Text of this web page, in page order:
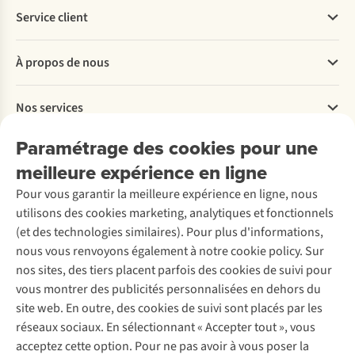
Paramétrage des cookies pour une
meilleure expérience en ligne
Pour vous garantir la meilleure expérience en ligne, nous
utilisons des cookies marketing, analytiques et fonctionnels
(et des technologies similaires). Pour plus d'informations,
nous vous renvoyons également à notre cookie policy. Sur
nos sites, des tiers placent parfois des cookies de suivi pour
vous montrer des publicités personnalisées en dehors du
site web. En outre, des cookies de suivi sont placés par les
réseaux sociaux. En sélectionnant « Accepter tout », vous
acceptez cette option. Pour ne pas avoir à vous poser la
Service client
Commander
Payer
Livraison
Rétractation d'une commande
Entretien & réparations
Garantie
Contactez-nous
À propos de nous
Explore More
À propos d’Ayacucho
Nos magasins
À propos d’A.S.Adventure
Déclaration d'accessibilité
Nos services
Location / Location sports d’hiver
Entretien de ski
Service de lavage
Entretien de chaussures
Réparation de chaussures
Réparation de vêtements
Retouches
Pour les entreprises
Découvrez
A.S.Magazine
Explore Camp
Gear Check
Expertise & conseils
Abonnez-vous à la newsletter
Suivez-nous